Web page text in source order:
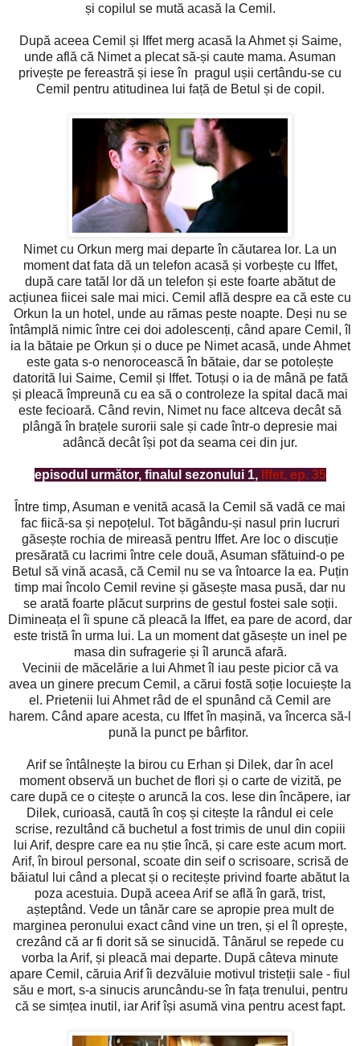
și copilul se mută acasă la Cemil.
După aceea Cemil și Iffet merg acasă la Ahmet și Saime,
unde află că Nimet a plecat să-și caute mama. Asuman
privește pe fereastră și iese în pragul ușii certându-se cu
Cemil pentru atitudinea lui față de Betul și de copil.
Nimet cu Orkun merg mai departe în căutarea lor. La un
moment dat fata dă un telefon acasă și vorbește cu Iffet,
după care tatăl lor dă un telefon și este foarte abătut de
acțiunea fiicei sale mai mici. Cemil află despre ea că este cu
Orkun la un hotel, unde au rămas peste noapte. Deși nu se
întâmplă nimic între cei doi adolescenți, când apare Cemil, îl
ia la bătaie pe Orkun și o duce pe Nimet acasă, unde Ahmet
este gata s-o nenorocească în bătaie, dar se potolește
datorită lui Saime, Cemil și Iffet. Totuși o ia de mână pe fată
și pleacă împreună cu ea să o controleze la spital dacă mai
este fecioară. Când revin, Nimet nu face altceva decât să
plângă în brațele surorii sale și cade într-o depresie mai
adâncă decât își pot da seama cei din jur.
episodul următor, finalul sezonului 1, Iffet, ep. 35
Între timp, Asuman e venită acasă la Cemil să vadă ce mai
fac fiică-sa și nepoțelul. Tot băgându-și nasul prin lucruri
găsește rochia de mireasă pentru Iffet. Are loc o discuție
presărată cu lacrimi între cele două, Asuman sfătuind-o pe
Betul să vină acasă, că Cemil nu se va întoarce la ea. Puțin
timp mai încolo Cemil revine și găsește masa pusă, dar nu
se arată foarte plăcut surprins de gestul fostei sale soții.
Dimineața el îi spune că pleacă la Iffet, ea pare de acord, dar
este tristă în urma lui. La un moment dat găsește un inel pe
masa din sufragerie și îl aruncă afară.
Vecinii de măcelărie a lui Ahmet îl iau peste picior că va
avea un ginere precum Cemil, a cărui fostă soție locuiește la
el. Prietenii lui Ahmet râd de el spunând că Cemil are
harem. Când apare acesta, cu Iffet în mașină, va încerca să-l
pună la punct pe bârfitor.
Arif se întâlnește la birou cu Erhan și Dilek, dar în acel
moment observă un buchet de flori și o carte de vizită, pe
care după ce o citește o aruncă la cos. Iese din încăpere, iar
Dilek, curioasă, caută în coș și citește la rândul ei cele
scrise, rezultând că buchetul a fost trimis de unul din copiii
lui Arif, despre care ea nu știe încă, și care este acum mort.
Arif, în biroul personal, scoate din seif o scrisoare, scrisă de
băiatul lui când a plecat și o recitește privind foarte abătut la
poza acestuia. După aceea Arif se află în gară, trist,
așteptând. Vede un tânăr care se apropie prea mult de
marginea peronului exact când vine un tren, și el îl oprește,
crezând că ar fi dorit să se sinucidă. Tânărul se repede cu
vorba la Arif, și pleacă mai departe. După câteva minute
apare Cemil, căruia Arif îi dezvăluie motivul tristeții sale - fiul
său e mort, s-a sinucis aruncându-se în fața trenului, pentru
că se simțea inutil, iar Arif își asumă vina pentru acest fapt.